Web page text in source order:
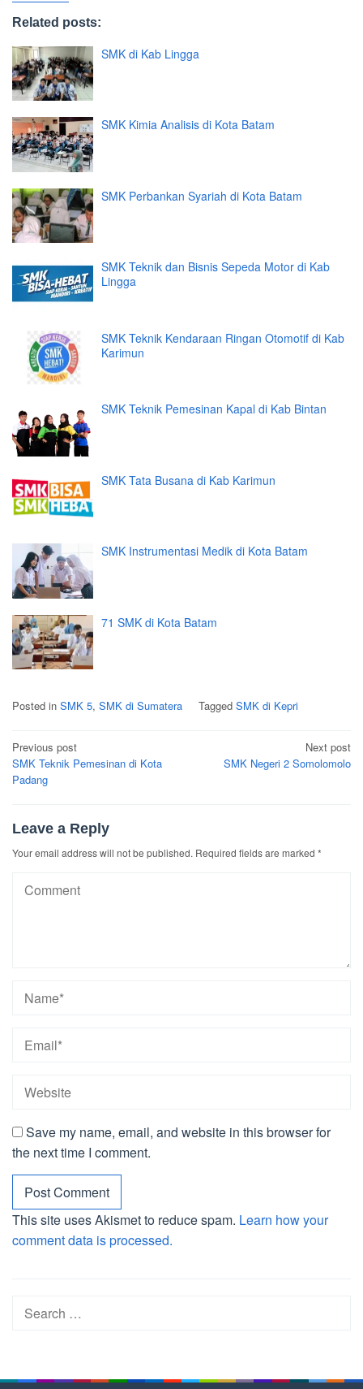
Related posts:
SMK di Kab Lingga
SMK Kimia Analisis di Kota Batam
SMK Perbankan Syariah di Kota Batam
SMK Teknik dan Bisnis Sepeda Motor di Kab
Lingga
SMK Teknik Kendaraan Ringan Otomotif di Kab
Karimun
SMK Teknik Pemesinan Kapal di Kab Bintan
SMK Tata Busana di Kab Karimun
SMK Instrumentasi Medik di Kota Batam
71 SMK di Kota Batam
Posted in SMK 5, SMK di Sumatera Tagged SMK di Kepri
Post
navigation
Previous post
SMK Teknik Pemesinan di Kota
Padang
Next post
SMK Negeri 2 Somolomolo
Leave a Reply
Your email address will not be published. Required fields are marked *
Save my name, email, and website in this browser for
the next time I comment.
This site uses Akismet to reduce spam. Learn how your
comment data is processed.
Search